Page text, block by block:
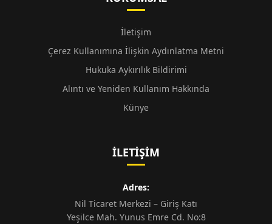
İletişim
Çerez Kullanımına İlişkin Aydınlatma Metni
Hukuka Aykırılık Bildirimi
Alıntı ve Yeniden Kullanım Hakkında
Künye
İLETIŞIM
Adres:
Nil Ticaret Merkezi – Giriş Katı
Yeşilce Mah. Yunus Emre Cd. No:8